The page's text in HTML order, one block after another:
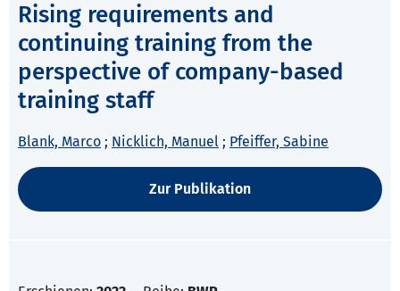
Rising requirements and
continuing training from the
perspective of company-based
training staff
Blank, Marco ; Nicklich, Manuel ; Pfeiffer, Sabine
Zur Publikation